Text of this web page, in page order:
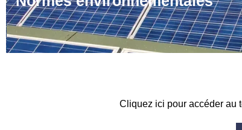
Cliquez ici pour accéder au